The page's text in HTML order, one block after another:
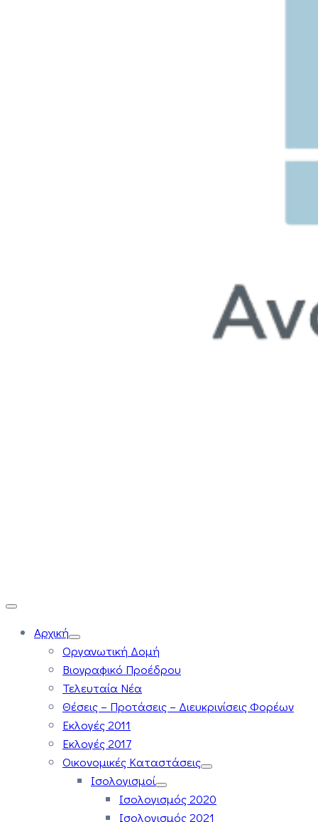
Αρχική
Οργανωτική Δομή
Βιογραφικό Προέδρου
Τελευταία Νέα
Θέσεις – Προτάσεις – Διευκρινίσεις Φορέων
Εκλογές 2011
Εκλογές 2017
Οικονομικές Καταστάσεις
Ισολογισμοί
Ισολογισμός 2020
Ισολογισμός 2021